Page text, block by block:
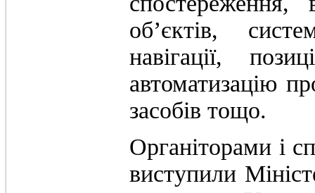
об’єктів,
навігації,
автоматизацію
засобів тощо.
Органіторами і
виступили